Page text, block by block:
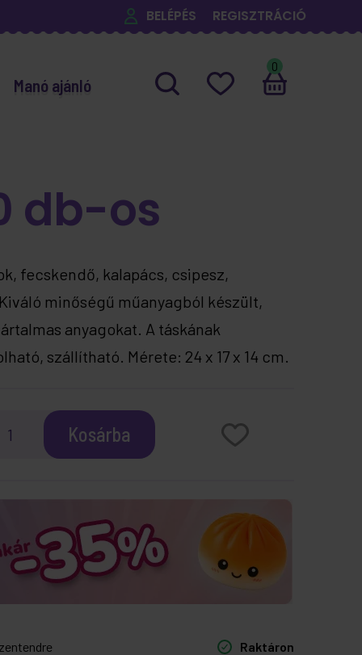
BELÉPÉS REGISZTRÁCIÓ
Manó ajánló
0
db-os
fecskendő, kalapács, csipesz,
minőségű műanyagból készült,
anyagokat. A táskának
szállítható. Mérete: 24 x 17 x 14 cm.
Kosárba
Raktáron